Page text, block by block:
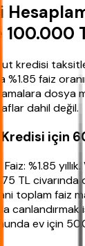
100.000
kredisi
%1.85 faiz
dosya
dahil değil.
için
%1.85
TL
toplam faiz
ev için